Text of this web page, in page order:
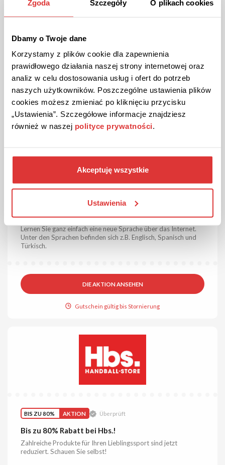
Zgoda Szczegóły O plikach cookies
Dbamy o Twoje dane
Korzystamy z plików cookie dla zapewnienia
prawidłowego działania naszej strony internetowej oraz
analiz w celu dostosowania usług i ofert do potrzeb
naszych użytkowników. Poszczególne ustawienia plików
cookies możesz zmieniać po kliknięciu przycisku
„Ustawienia”. Szczegółowe informacje znajdziesz
również w naszej polityce prywatności.
Akceptuję wszystkie
Ustawienia
Fremdsprachen am Handy lernen mit Busuu!
DIE AKTION ANSEHEN
Gutschein gültig bis Stornierung
Online Sprachen lernen mit Busuu!
Lernen Sie ganz einfach eine neue Sprache über das Internet.
Unter den Sprachen befinden sich z.B. Englisch, Spanisch und
Türkisch.
DIE AKTION ANSEHEN
Gutschein gültig bis Stornierung
BIS ZU 80% AKTION Überprüft
Bis zu 80% Rabatt bei Hbs.!
Zahlreiche Produkte für Ihren Lieblingssport sind jetzt
reduziert. Schauen Sie selbst!